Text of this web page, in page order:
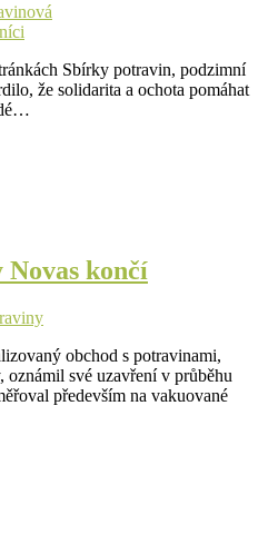
Sbírky potravin, podzimní
že solidarita a ochota pomáhat
Novas končí
obchod s potravinami,
své uzavření v průběhu
především na vakuované